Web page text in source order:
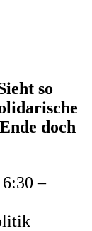
so
doch
–